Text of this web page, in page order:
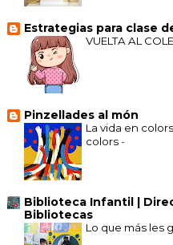
Estrategias para clase
VUELTA AL COLE
Pinzellades al món
La vida en
colors-
Biblioteca Infantil |
Bibliotecas
Lo que más les